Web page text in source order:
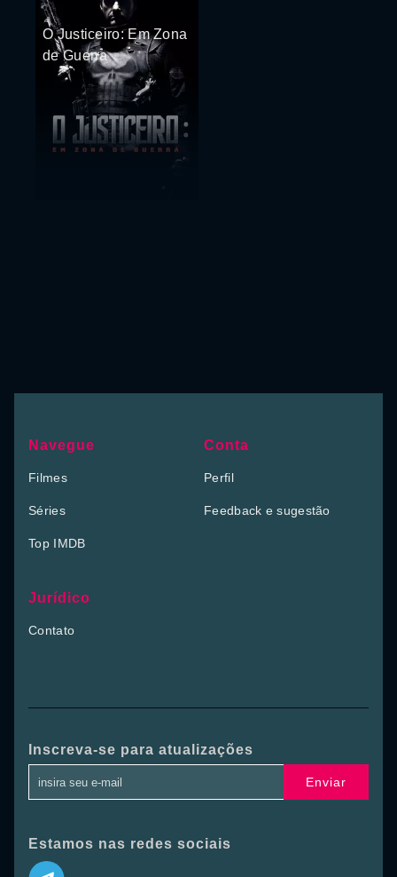
O Justiceiro: Em Zona
de Guerra
Navegue
Filmes
Séries
Top IMDB
Conta
Perfil
Feedback e sugestão
Jurídico
Contato
Inscreva-se para atualizações
Enviar
Estamos nas redes sociais